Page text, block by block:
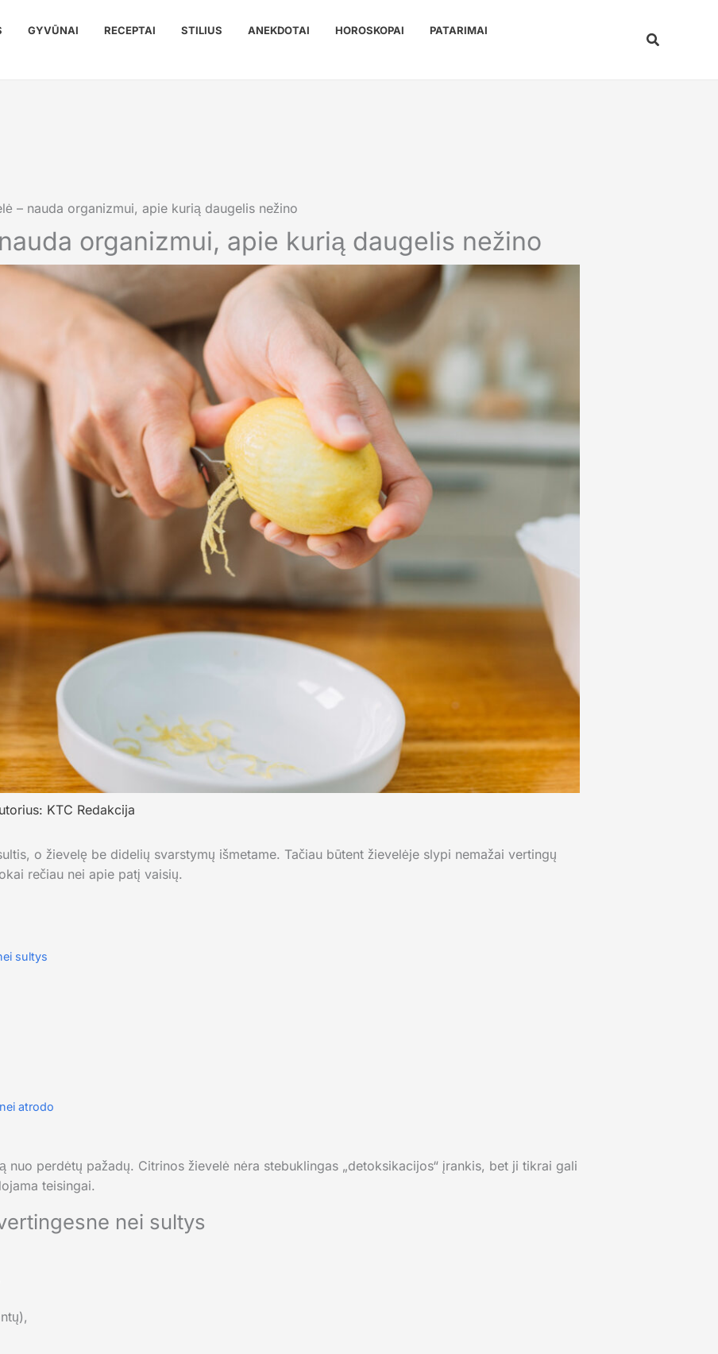
GYVŪNAI RECEPTAI STILIUS ANEKDOTAI HOROSKOPAI
PATARIMAI
Paieška
– nauda organizmui, apie kurią daugelis nežino
organizmui, apie kurią daugelis nežino
KTC Redakcija
o žievelę be didelių svarstymų išmetame. Tačiau būtent žievelėje slypi nemažai vertingų
rečiau nei apie patį vaisių.
sultys
atrodo
nuo perdėtų pažadų. Citrinos žievelė nėra stebuklingas „detoksikacijos“ įrankis, bet ji tikrai gali
teisingai.
nei sultys